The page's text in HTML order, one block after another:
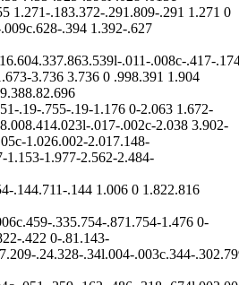
1.271-.183.372-.291.809-.291 1.271 0
.394 1.392-.627
.011-.008c-.417-
3.736 3.736 0 .998.391 1.904
.19-.755-.19-1.176 0-2.063 1.672-
.017-.002c-2.038 3.902-
1.026.002-2.017.148-
1.153-1.977-2.562-2.484-
.144.711-.144 1.006 0 1.822.816
.335.754-.871.754-1.476 0-
.422 0-.81.143-
.24.328-.34l.004-.003c.344-